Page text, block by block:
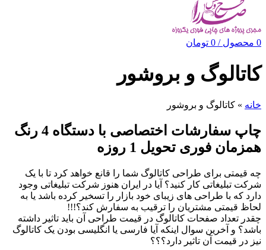
0 محصول /
0 تومان
کاتالوگ و بروشور
خانه » کاتالوگ و بروشور
چاپ سفارشات اختصاصی با دستگاه 4 رنگ
همزمان فوری تحویل 1 روزه
چه قیمتی برای طراحی کاتالوگ شما را قانع خواهد کرد تا با یک
شرکت تبلیغاتی کار کنید؟ آیا در ایران هنوز شرکت تبلیغاتی وجود
دارد که با طراحی های زیبای خود بازار را تسخیر کرده باشد یا به
لحاظ قیمتی مشتریان را ترقیب به سفارش کند؟!!!
چقدر تعداد صفحات کاتالوگ در قیمت طراحی آن باید تاثیر داشته
باشد؟ و آخرین سوال اینکه آیا فارسی یا انگلیسی بودن یک کاتالوگ
نیز در قیمت آن تاثیر دارد؟؟؟